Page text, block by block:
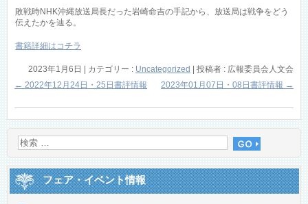
敗戦時NHK沖縄放送局長だった岩崎命吉の手記から、放送局は戦争をどう
伝えたかを辿る。
書籍詳細はコチラ
2023年1月6日 カテゴリー : Uncategorized
投稿者 : 広報委員会人文会
← 2022年12月24日・25日書評情報 2023年01月07日・08日書評情報 →
フェア・イベント情報